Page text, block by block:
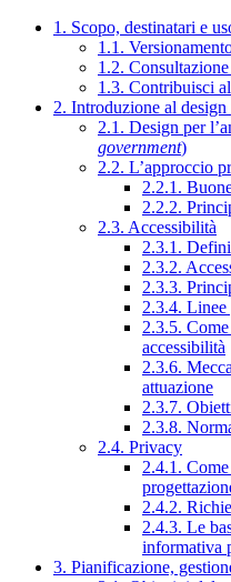
1. Scopo, destinatari e
1.1.
1.2.
1.3. Contribuisci
2. Introduzione al
2.1. Design per
government)
2.2. L’approccio
2.2.1.
2.2.2.
2.3. Accessibilità
2.3.1.
2.3.2.
2.3.3.
2.3.4. Linee
2.3.5.
accessibilità
2.3.6.
attuazione
2.3.7.
2.3.8.
2.4. Privacy
2.4.1.
2.4.2.
2.4.3. Le
informativa
3. Pianificazione,